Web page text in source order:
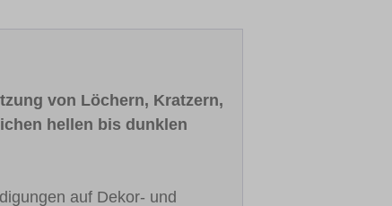
von Löchern, Kratzern,
hellen bis dunklen
auf Dekor- und